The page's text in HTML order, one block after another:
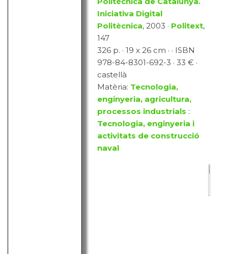
Iniciativa Digital
Politècnica, 2003 · Politext,
147
326 p. · 19 x 26 cm · · ISBN
978-84-8301-692-3 · 33 € ·
castellà
Matèria: Tecnologia,
enginyeria, agricultura,
processos industrials :
Tecnologia, enginyeria i
activitats de construcció
naval